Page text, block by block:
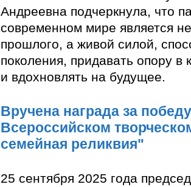
Андреевна подчеркнула, что
современном мире является
прошлого, а живой силой,
поколения, придавать опору в
и вдохновлять на будущее.
Вручена награда за
Всероссийском
семейная реликвия"
25 сентября 2025 года